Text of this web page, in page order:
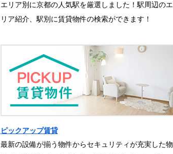
エリア別に京都の人気駅を厳選しました！駅周辺のエ
リア紹介、駅別に賃貸物件の検索ができます！
ピックアップ賃貸
最新の設備が揃う物件からセキュリティが充実した物